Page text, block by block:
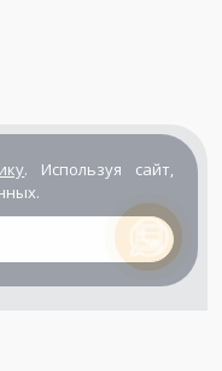
. Используя сайт,